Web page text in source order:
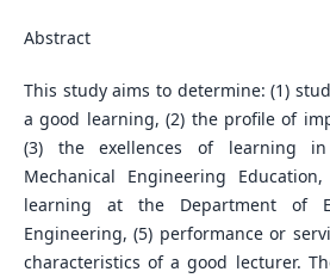
Abstract
This study aims to determine: (1)
a good learning, (2) the profile of
(3) the exellences of learning
Mechanical Engineering
learning at the Department of
Engineering, (5) performance or
characteristics of a good lecturer.